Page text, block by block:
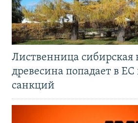
Лиственница сибирская
древесина попадает в ЕС
санкций